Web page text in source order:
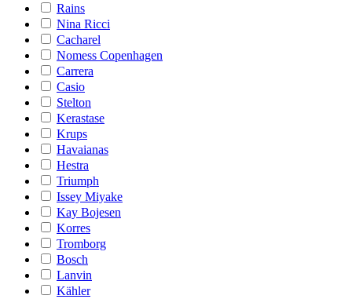
Rains
Nina Ricci
Cacharel
Nomess Copenhagen
Carrera
Casio
Stelton
Kerastase
Krups
Havaianas
Hestra
Triumph
Issey Miyake
Kay Bojesen
Korres
Tromborg
Bosch
Lanvin
Kähler